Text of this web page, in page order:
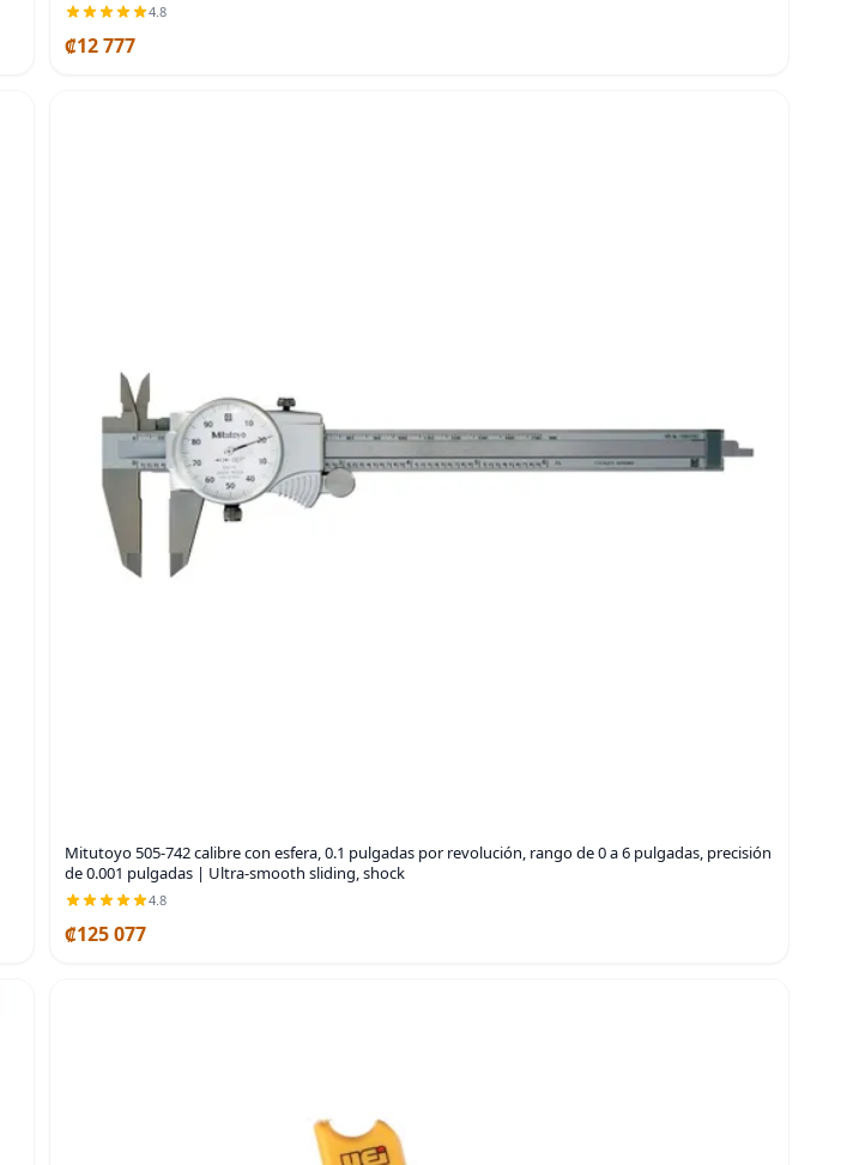
4.8
₡12 777
Mitutoyo 505-742 calibre con esfera, 0.1 pulgadas por revolución, rango de 0 a 6 pulgadas, precisión
de 0.001 pulgadas | Ultra-smooth sliding, shock
4.8
₡125 077